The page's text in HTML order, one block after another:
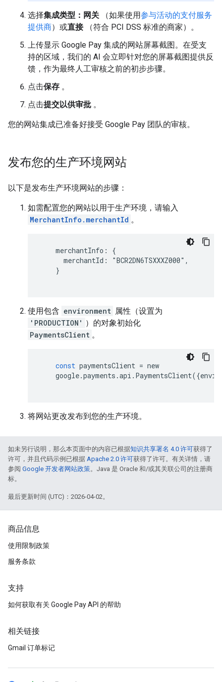
选择集成类型：网关 （如果使用参与活动的支付服务
提供商）或直接（符合 PCI DSS 标准的商家）。
上传显示 Google Pay 集成的网站屏幕截图。在受支
持的区域，我们的 AI 会立即针对您的屏幕截图提供反
馈，作为最终人工审核之前的初步步骤。
点击保存 。
点击提交以供审批 。
您的网站集成已准备好接受 Google Pay 团队的审核。
发布您的生产环境网站
以下是发布生产环境网站的步骤：
如需配置您的网站以用于生产环境，请输入
MerchantInfo.merchantId 。
    merchantInfo: {
      merchantId: "BCR2DN6TSXXXZ000",
    }
使用包含 environment 属性（设置为
'PRODUCTION' ）的对象初始化
PaymentsClient 。
const paymentsClient = new
google.payments .api . PaymentsClient({
将网站更改发布到您的生产环境。
如未另行说明，那么本页面中的内容已根据知识共享署名 4.0 许可获得了
许可，并且代码示例已根据 Apache 2.0 许可获得了许可。有关详情，请
参阅 Google 开发者网站政策。Java 是 Oracle 和/或其关联公司的注册商
标。
最后更新时间 (UTC)：2026-04-02。
商品信息
使用限制政策
服务条款
支持
如何获取有关 Google Pay API 的帮助
相关链接
Gmail 订单标记